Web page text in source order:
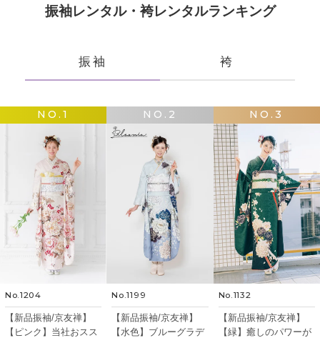
振袖レンタル・袴レンタルランキング
振袖 袴
NO.1
No.1204
【新品振袖/京友禅】
【ピンク】当社おスス
NO.2
No.1199
【新品振袖/京友禅】
【水色】ブルーグラデ
NO.3
No.1132
【新品振袖/京友禅】
【緑】癒しのパワーが